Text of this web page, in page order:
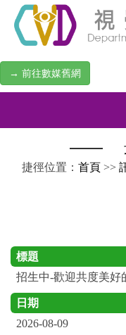
→ 前往數媒舊網
捷徑位置： 首頁 >>
標題
招生中-歡迎共度美好
日期
2026-08-09